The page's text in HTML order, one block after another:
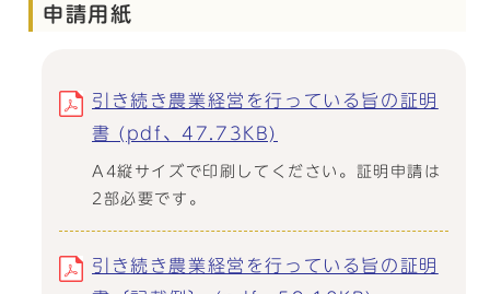
申請用紙
引き続き農業経営を行っている旨の証明
書 (pdf、47.73KB)
A4縦サイズで印刷してください。証明申請は
2部必要です。
引き続き農業経営を行っている旨の証明